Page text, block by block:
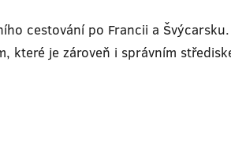
cestování po Francii a
které je zároveň i správním